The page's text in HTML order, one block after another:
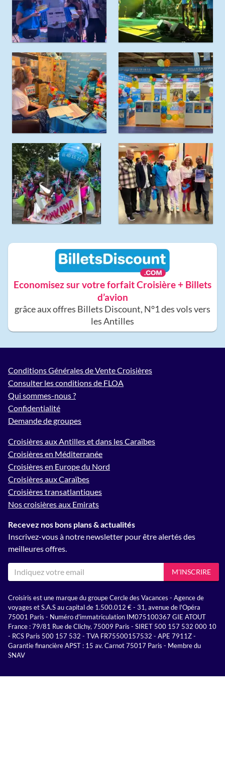
Economisez sur votre forfait Croisière + Billets
d’avion
grâce aux offres Billets Discount, N°1 des vols vers
les Antilles
Conditions Générales de Vente Croisières
Consulter les conditions de FLOA
Qui sommes-nous ?
Confidentialité
Demande de groupes
Croisières aux Antilles et dans les Caraïbes
Croisières en Méditerranée
Croisières en Europe du Nord
Croisières aux Caraïbes
Croisières transatlantiques
Nos croisières aux Emirats
Recevez nos bons plans & actualités
Inscrivez-vous à notre newsletter pour être alertés des
meilleures offres.
M'INSCRIRE
Croisiris est une marque du groupe Cercle des Vacances - Agence de
voyages et S.A.S au capital de 1.500.012 € - 31, avenue de l'Opéra
75001 Paris - Numéro d'immatriculation IM075100367 GIE ATOUT
France : 79/81 Rue de Clichy, 75009 Paris - SIRET 500 157 532 000 10
- RCS Paris 500 157 532 - TVA FR75500157532 - APE 7911Z -
Garantie financière APST : 15 av. Carnot 75017 Paris - Membre du
SNAV